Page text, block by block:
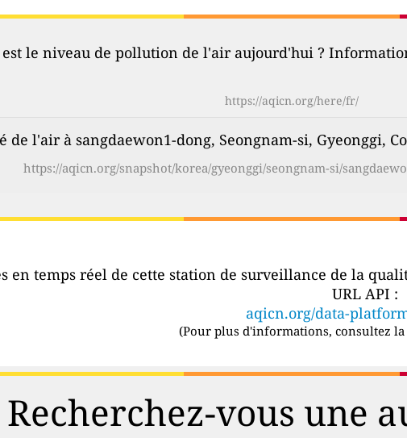
le niveau de pollution de l'air aujourd'hui ?
https://aqicn.org/here/fr/
de l'air à sangdaewon1-dong, Seongnam-si, Gyeonggi,
https://aqicn.org/snapshot/korea/gyeonggi/seongnam-si/
en temps réel de cette station de surveillance de la
URL API :
aqicn.org/data-
(Pour plus d'informations, consultez la
Recherchez-vous une